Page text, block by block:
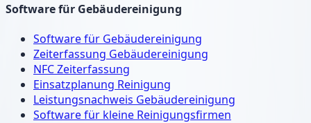
Software für Gebäudereinigung
Software für Gebäudereinigung
Zeiterfassung Gebäudereinigung
NFC Zeiterfassung
Einsatzplanung Reinigung
Leistungsnachweis Gebäudereinigung
Software für kleine Reinigungsfirmen